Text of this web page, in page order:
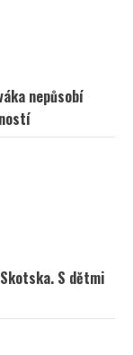
nepůsobí
S dětmi